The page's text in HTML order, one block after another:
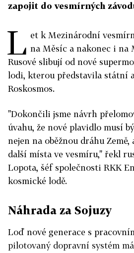
zapojit do vesmírných
L et k Mezinárodní
na Měsíc a nakonec i na
Rusové slibují od nové
lodi, kterou představila státní
Roskosmos.
"Dokončili jsme návrh
úvahu, že nové plavidlo musí
nejen na oběžnou dráhu
další místa ve vesmíru," řekl
Lopota, šéf společnosti RKK
kosmické lodě.
Náhrada za Sojuzy
Loď nové generace s
pilotovaný dopravní systém